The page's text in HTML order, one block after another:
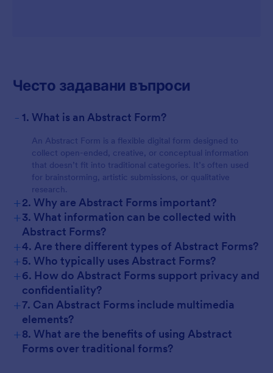
Често задавани въпроси
- 1. What is an Abstract Form?
An Abstract Form is a flexible digital form designed to
collect open-ended, creative, or conceptual information
that doesn’t fit into traditional categories. It’s often used
for brainstorming, artistic submissions, or qualitative
research.
+2. Why are Abstract Forms important?
+3. What information can be collected with
Abstract Forms?
+4. Are there different types of Abstract Forms?
+5. Who typically uses Abstract Forms?
+6. How do Abstract Forms support privacy and
confidentiality?
+7. Can Abstract Forms include multimedia
elements?
+8. What are the benefits of using Abstract
Forms over traditional forms?